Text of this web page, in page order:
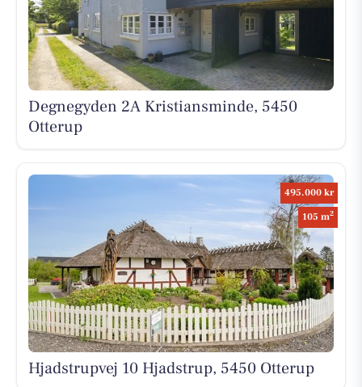
Degnegyden 2A Kristiansminde, 5450
Otterup
495.000 kr
105 m2
Hjadstrupvej 10 Hjadstrup, 5450 Otterup